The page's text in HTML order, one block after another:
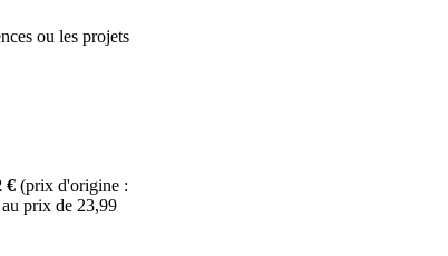
ou les projets
€ (prix d'origine :
prix de 23,99